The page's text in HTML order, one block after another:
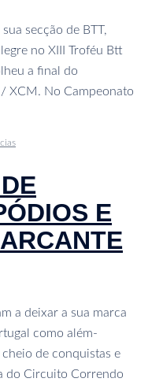
secção de BTT,
no XIII Troféu Btt
a final do
XCM. No Campeonato
E
a deixar a sua marca
como além-
de conquistas e
do Circuito Correndo